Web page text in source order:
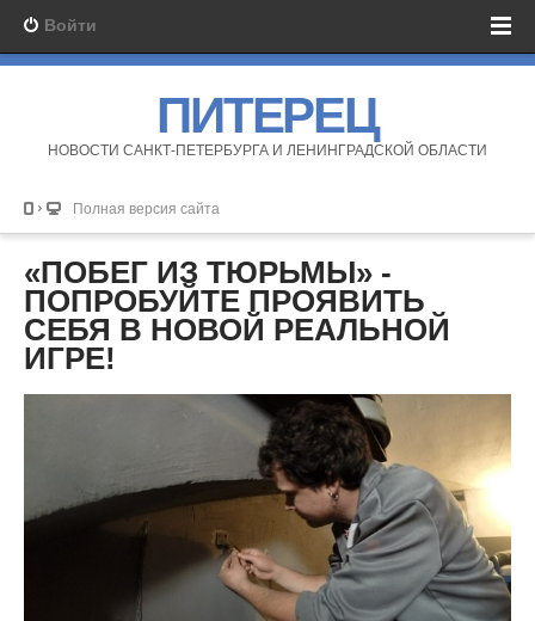
Войти
ПИТЕРЕЦ
НОВОСТИ САНКТ-ПЕТЕРБУРГА И ЛЕНИНГРАДСКОЙ ОБЛАСТИ
Полная версия сайта
«ПОБЕГ ИЗ ТЮРЬМЫ» -
ПОПРОБУЙТЕ ПРОЯВИТЬ
СЕБЯ В НОВОЙ РЕАЛЬНОЙ
ИГРЕ!